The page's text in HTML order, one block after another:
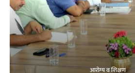
आरोग्य व शिक्षण